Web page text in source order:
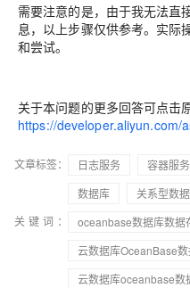
需要注意的是，由于我无法直
息，以上步骤仅供参考。实际
和尝试。
关于本问题的更多回答可点击
https://developer.aliyun.com/
文章标签： 日志服务 容器服
数据库
关系型数
关键词：
oceanbase数据库数据
云数据库OceanBase
云数据库oceanbase数